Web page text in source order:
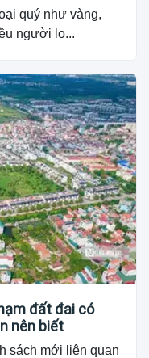
quý như vàng,
người lo...
đất đai có
nên biết
sách mới liên quan